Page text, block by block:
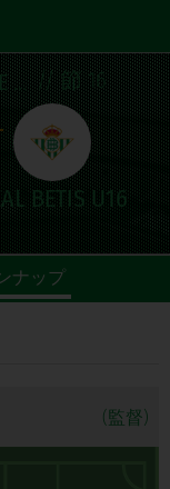
DIVISIÓN HONOR CADETE ANDALUZA// 節 16
ナップ
(監督)